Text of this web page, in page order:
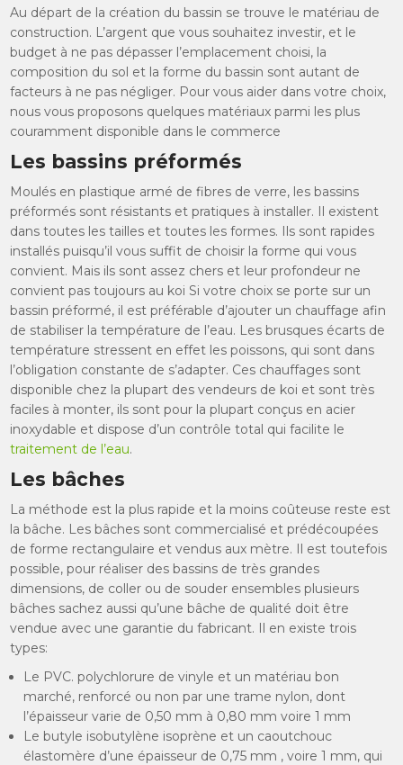
Au départ de la création du bassin se trouve le matériau de
construction. L’argent que vous souhaitez investir, et le
budget à ne pas dépasser l’emplacement choisi, la
composition du sol et la forme du bassin sont autant de
facteurs à ne pas négliger. Pour vous aider dans votre choix,
nous vous proposons quelques matériaux parmi les plus
couramment disponible dans le commerce
Les bassins préformés
Moulés en plastique armé de fibres de verre, les bassins
préformés sont résistants et pratiques à installer. Il existent
dans toutes les tailles et toutes les formes. Ils sont rapides
installés puisqu’il vous suffit de choisir la forme qui vous
convient. Mais ils sont assez chers et leur profondeur ne
convient pas toujours au koi Si votre choix se porte sur un
bassin préformé, il est préférable d’ajouter un chauffage afin
de stabiliser la température de l’eau. Les brusques écarts de
température stressent en effet les poissons, qui sont dans
l’obligation constante de s’adapter. Ces chauffages sont
disponible chez la plupart des vendeurs de koi et sont très
faciles à monter, ils sont pour la plupart conçus en acier
inoxydable et dispose d’un contrôle total qui facilite le
traitement de l’eau.
Les bâches
La méthode est la plus rapide et la moins coûteuse reste est
la bâche. Les bâches sont commercialisé et prédécoupées
de forme rectangulaire et vendus aux mètre. Il est toutefois
possible, pour réaliser des bassins de très grandes
dimensions, de coller ou de souder ensembles plusieurs
bâches sachez aussi qu’une bâche de qualité doit être
vendue avec une garantie du fabricant. Il en existe trois
types:
Le PVC. polychlorure de vinyle et un matériau bon
marché, renforcé ou non par une trame nylon, dont
l’épaisseur varie de 0,50 mm à 0,80 mm voire 1 mm
Le butyle isobutylène isoprène et un caoutchouc
élastomère d’une épaisseur de 0,75 mm , voire 1 mm, qui